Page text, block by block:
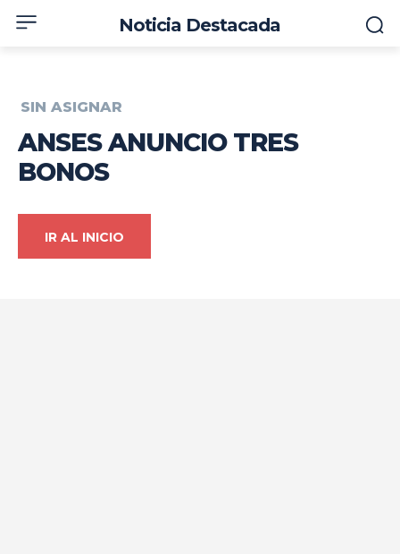
Noticia Destacada
SIN ASIGNAR
ANSES ANUNCIO TRES
BONOS
IR AL INICIO